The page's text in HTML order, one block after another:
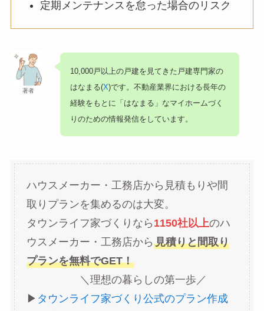
定期メンテナンスを怠った場合のリスク
著者
10,000戸以上の戸建を見てきた戸建専門家の
はなまる(X)です。不動産業界における長年の
経験をもとに「はなまる」なマイホームづく
りのための情報発信をしています。
ハウスメーカー・工務店から見積もりや間
取りプランを集めるのは大変。
タウンライフ家づくりなら 1150社以上のハ
ウスメーカー・工務店から 見積りと間取り
プランを無料でGET！
＼理想の暮らしの第一歩／
▶︎ タウンライフ家づくり公式のプラン作成